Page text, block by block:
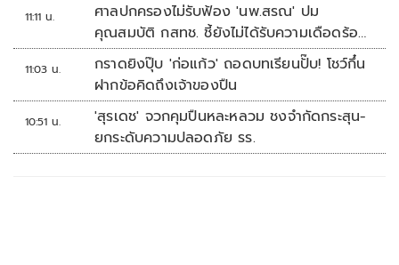
11:11 น.
ศาลปกครองไม่รับฟ้อง 'นพ.สรณ' ปม
คุณสมบัติ กสทช. ชี้ยังไม่ได้รับความเดือดร้อน
เสียหาย
11:03 น.
กราดยิงปุ๊บ 'ก่อแก้ว' ถอดบทเรียนปั๊บ! โชว์กึ๋น
ฝากข้อคิดถึงเจ้าของปืน
10:51 น.
'สุรเดช' จวกคุมปืนหละหลวม ชงจำกัดกระสุน-
ยกระดับความปลอดภัย รร.